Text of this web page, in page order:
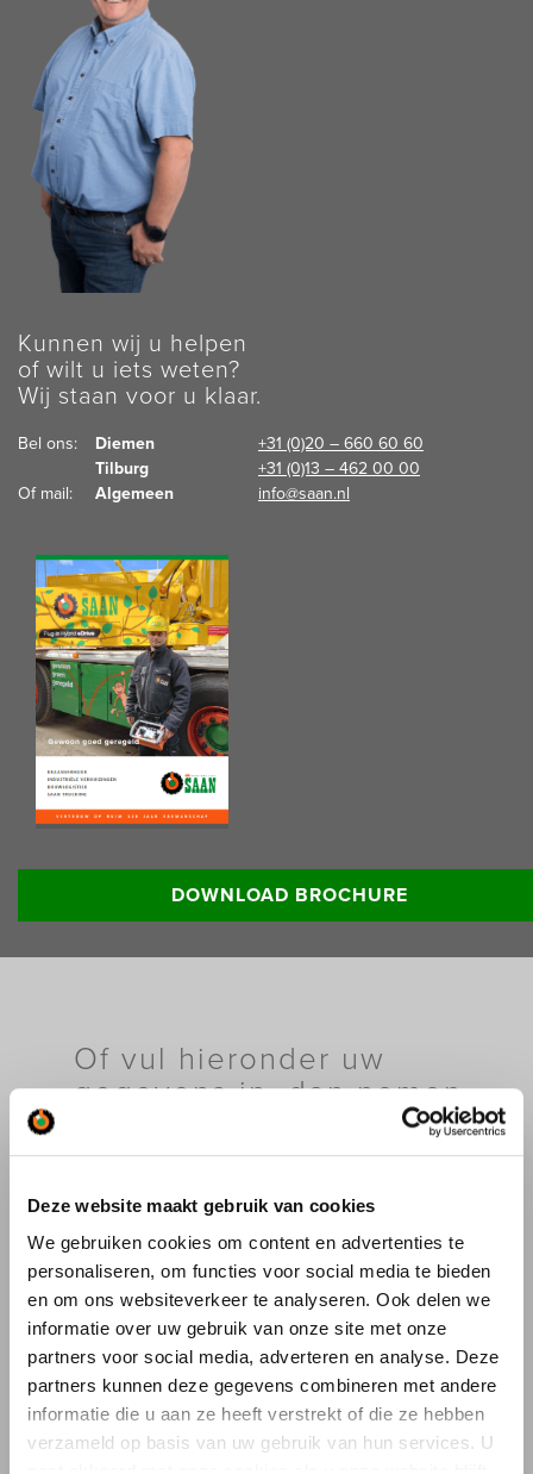
Deze website maakt gebruik van cookies
We gebruiken cookies om content en advertenties te
personaliseren, om functies voor social media te bieden
en om ons websiteverkeer te analyseren. Ook delen we
informatie over uw gebruik van onze site met onze
partners voor social media, adverteren en analyse. Deze
partners kunnen deze gegevens combineren met andere
informatie die u aan ze heeft verstrekt of die ze hebben
verzameld op basis van uw gebruik van hun services. U
Kunnen wij u helpen
of wilt u iets weten?
Wij staan voor u klaar.
Bel ons: Diemen
+31 (0)20 – 660 60 60
Tilburg
+31 (0)13 – 462 00 00
Of mail:
Algemeen info@saan.nl
Lees meer informatie:DOWNLOAD BROCHURE
Of vul hieronder uw
gegevens in, dan nemen
wij contact met u op.
Kraanverhuur
Industriële verhuizingen
Specifieke Verhuizingen
Bouwlogistiek
Autolaadkranen
Drones
Saan Museum
Overig (vul hieronder in)